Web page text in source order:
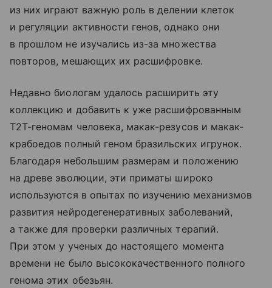
из них играют важную роль в делении клеток
и регуляции активности генов, однако они
в прошлом не изучались из-за множества
повторов, мешающих их расшифровке.
Недавно биологам удалось расширить эту
коллекцию и добавить к уже расшифрованным
Т2Т-геномам человека, макак-резусов и макак-
крабоедов полный геном бразильских игрунок.
Благодаря небольшим размерам и положению
на древе эволюции, эти приматы широко
используются в опытах по изучению механизмов
развития нейродегенеративных заболеваний,
а также для проверки различных терапий.
При этом у ученых до настоящего момента
времени не было высококачественного полного
генома этих обезьян.